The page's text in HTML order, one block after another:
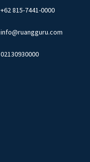
+62 815-7441-0000
info@ruangguru.com
02130930000